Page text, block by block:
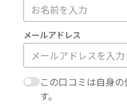
メールアドレス
この口コミは自身
す。